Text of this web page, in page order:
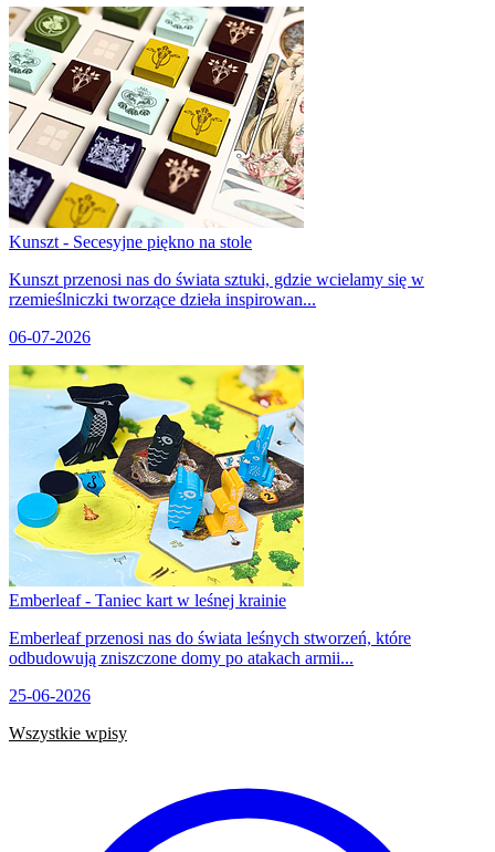
Kunszt - Secesyjne piękno na stole
Kunszt przenosi nas do świata sztuki, gdzie wcielamy się w
rzemieślniczki tworzące dzieła inspirowan...
06-07-2026
Emberleaf - Taniec kart w leśnej krainie
Emberleaf przenosi nas do świata leśnych stworzeń, które
odbudowują zniszczone domy po atakach armii...
25-06-2026
Wszystkie wpisy